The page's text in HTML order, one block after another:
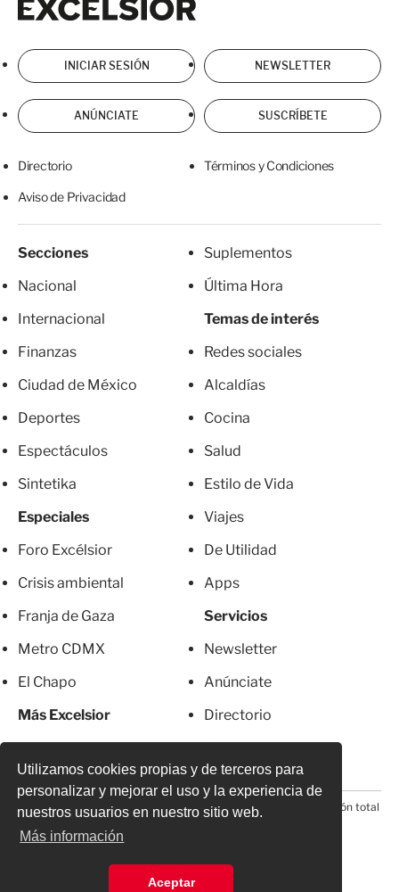
Utilizamos cookies propias y de terceros para
personalizar y mejorar el uso y la experiencia de
nuestros usuarios en nuestro sitio web.
Más información
Aceptar
INICIAR SESIÓN NEWSLETTER
ANÚNCIATE SUSCRÍBETE
Directorio Términos y Condiciones
Aviso de Privacidad
Secciones
Nacional
Internacional
Finanzas
Ciudad de México
Deportes
Espectáculos
Sintetika
Especiales
Foro Excélsior
Crisis ambiental
Franja de Gaza
Metro CDMX
El Chapo
Más Excelsior
Suplementos
Última Hora
Temas de interés
Redes sociales
Alcaldías
Cocina
Salud
Estilo de Vida
Viajes
De Utilidad
Apps
Servicios
Newsletter
Anúnciate
Directorio
© 2026 Todos los derechos reservados. Prohibida la reproducción total
o parcial, incluyendo cualquier medio electrónico*